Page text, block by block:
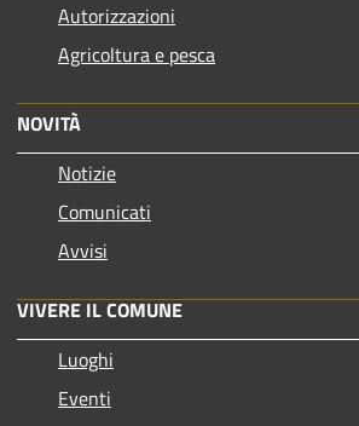
Autorizzazioni
Agricoltura e pesca
NOVITÀ
Notizie
Comunicati
Avvisi
VIVERE IL COMUNE
Luoghi
Eventi